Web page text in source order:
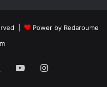
|
Power by Redaroume
YouTubeInstagram